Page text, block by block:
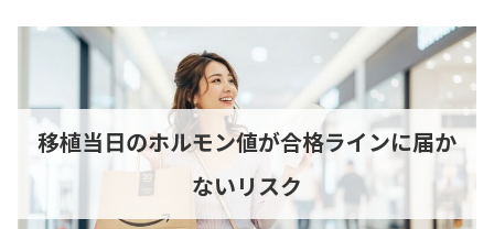
移植当日のホルモン値が合格ラインに届か
ないリスク